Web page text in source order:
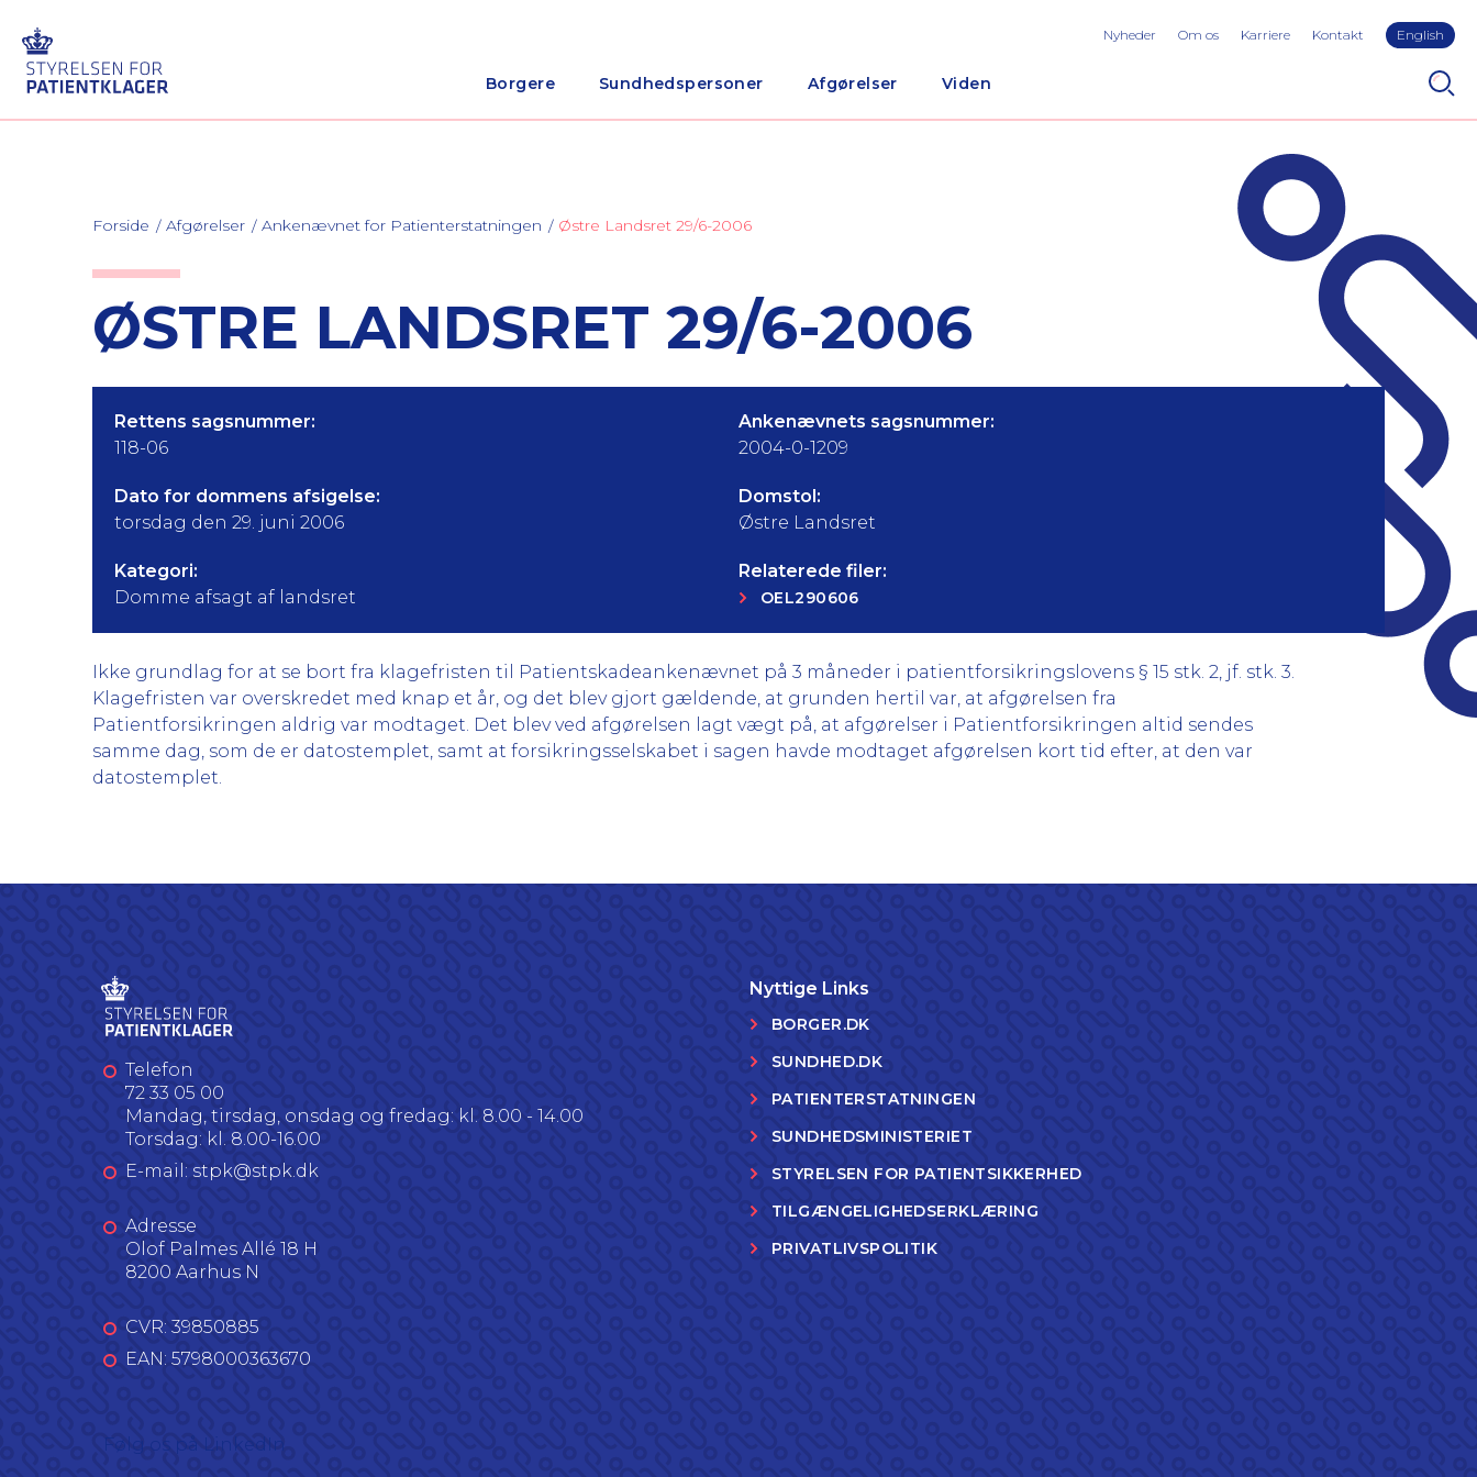
Borgere Sundhedspersoner Afgørelser Viden
Nyheder Om os Karriere Kontakt English
Forside Afgørelser Ankenævnet for Patienterstatningen Østre Landsret 29/6-2006
ØSTRE LANDSRET 29/6-2006
Rettens sagsnummer:
118-06
Ankenævnets sagsnummer:
2004-0-1209
Dato for dommens afsigelse:
torsdag den 29. juni 2006
Domstol:
Østre Landsret
Kategori:
Domme afsagt af landsret
Relaterede filer:
OEL290606
Ikke grundlag for at se bort fra klagefristen til Patientskadeankenævnet på 3 måneder i patientforsikringslovens § 15 stk. 2, jf. stk. 3.
Klagefristen var overskredet med knap et år, og det blev gjort gældende, at grunden hertil var, at afgørelsen fra
Patientforsikringen aldrig var modtaget. Det blev ved afgørelsen lagt vægt på, at afgørelser i Patientforsikringen altid sendes
samme dag, som de er datostemplet, samt at forsikringsselskabet i sagen havde modtaget afgørelsen kort tid efter, at den var
datostemplet.
Telefon
72 33 05 00
Mandag, tirsdag, onsdag og fredag: kl. 8.00 - 14.00
Torsdag: kl. 8.00-16.00
E-mail: stpk@stpk.dk
Adresse
Olof Palmes Allé 18 H
8200 Aarhus N
CVR: 39850885
EAN: 5798000363670
Nyttige Links
BORGER.DK
SUNDHED.DK
PATIENTERSTATNINGEN
SUNDHEDSMINISTERIET
STYRELSEN FOR PATIENTSIKKERHED
TILGÆNGELIGHEDSERKLÆRING
PRIVATLIVSPOLITIK